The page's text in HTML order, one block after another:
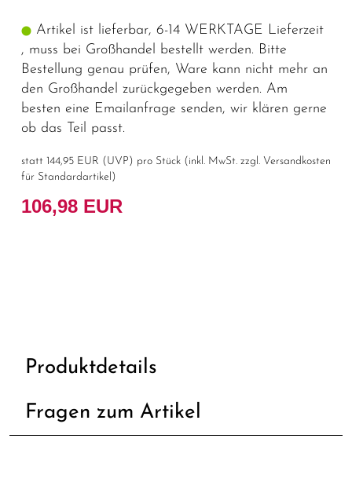
Artikel ist lieferbar, 6-14 WERKTAGE Lieferzeit
, muss bei Großhandel bestellt werden. Bitte
Bestellung genau prüfen, Ware kann nicht mehr an
den Großhandel zurückgegeben werden. Am
besten eine Emailanfrage senden, wir klären gerne
ob das Teil passt.
statt 144,95 EUR ( UVP ) pro Stück (inkl. MwSt. zzgl. Versandkosten
für Standardartikel )
106,98 EUR
Produktdetails
Fragen zum Artikel